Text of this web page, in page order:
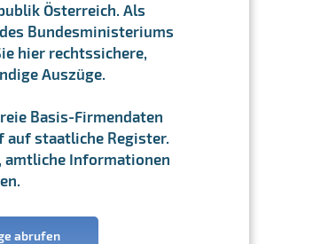
Österreich. Als
Bundesministeriums
hier rechtssichere,
Auszüge.
Basis-Firmendaten
auf staatliche Register.
amtliche Informationen
abrufen